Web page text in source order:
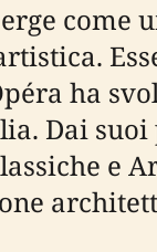
come
ha
Dai
e